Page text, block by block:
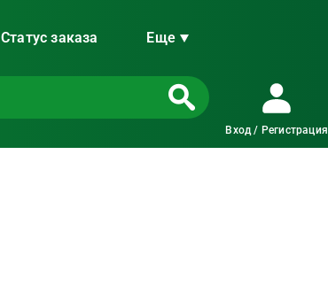
Статус заказа Еще
Вход / Регистрация